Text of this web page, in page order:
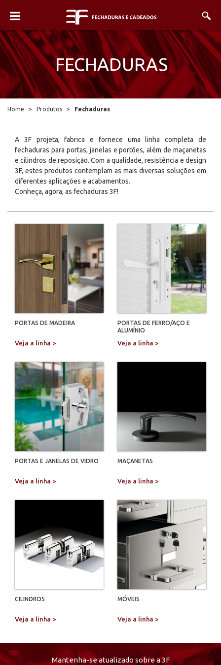
FECHADURAS
Home > Produtos > Fechaduras
A 3F projeta, fabrica e fornece uma linha completa de
fechaduras para portas, janelas e portões, além de maçanetas
e cilindros de reposição. Com a qualidade, resistência e design
3F, estes produtos contemplam as mais diversas soluções em
diferentes aplicações e acabamentos.
Conheça, agora, as fechaduras 3F!
PORTAS DE MADEIRA
Veja a linha >
PORTAS DE FERRO/AÇO E
ALUMÍNIO
Veja a linha >
PORTAS E JANELAS DE VIDRO
Veja a linha >
MAÇANETAS
Veja a linha >
CILINDROS
Veja a linha >
MÓVEIS
Veja a linha >
Mantenha-se atualizado sobre a 3F